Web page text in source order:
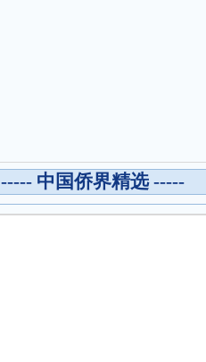
----- 中国侨界精选 -----